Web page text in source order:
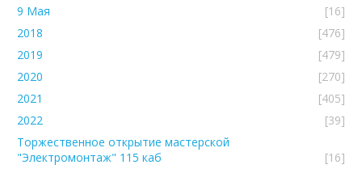
9 Мая
[16]
2018
[476]
2019
[479]
2020
[270]
2021
[405]
2022
[39]
Торжественное открытие мастерской
"Электромонтаж" 115 каб
[16]